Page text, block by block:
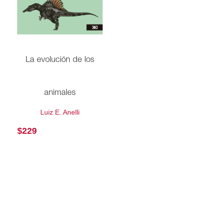
La evolución de los
animales
Luiz E. Anelli
$229